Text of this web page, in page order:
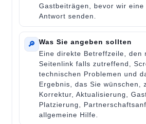
Gastbeiträgen, bevor wir eine
Antwort senden.
🔎 Was Sie angeben sollten
Eine direkte Betreffzeile, den
Seitenlink falls zutreffend,
technischen Problemen und
Ergebnis, das Sie wünschen,
Korrektur, Aktualisierung,
Platzierung,
allgemeine Hilfe.